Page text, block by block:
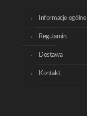
Informacje ogólne
Regulamin
Dostawa
Kontakt